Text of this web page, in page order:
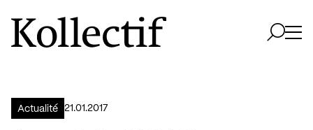
Aller à la page d'accueil
Logo Kollectif
Actualité 21.01.2017